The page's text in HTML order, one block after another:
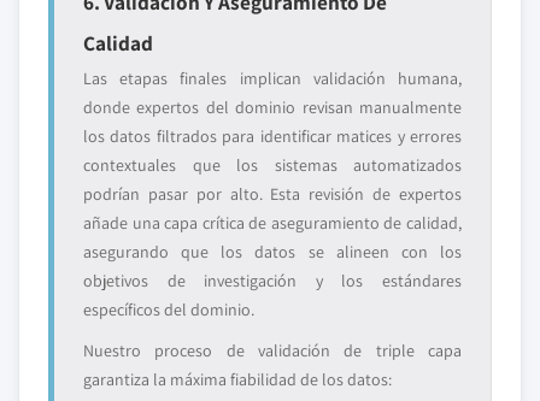
Calidad
Las etapas finales implican validación humana,
donde expertos del dominio revisan manualmente
los datos filtrados para identificar matices y errores
contextuales que los sistemas automatizados
podrían pasar por alto. Esta revisión de expertos
añade una capa crítica de aseguramiento de calidad,
asegurando que los datos se alineen con los
objetivos de investigación y los estándares
específicos del dominio.
Nuestro proceso de validación de triple capa
garantiza la máxima fiabilidad de los datos: